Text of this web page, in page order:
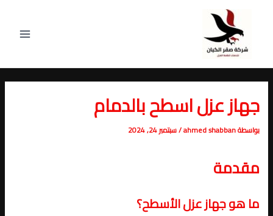
المحتوى
جهاز عزل اسطح بالدمام
بواسطةahmed shabban
/سبتمبر 24, 2024
مقدمة
ما هو جهاز عزل الأسطح؟
navigation